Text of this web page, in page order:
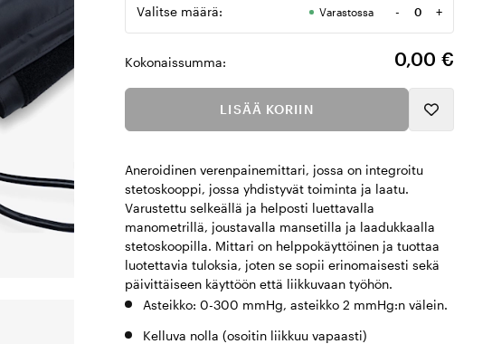
Valitse määrä: Varastossa -
Määrä
+
Kokonaissumma: 0,00 €
LISÄÄ KORIIN
Aneroidinen verenpainemittari, jossa on integroitu
stetoskooppi, jossa yhdistyvät toiminta ja laatu.
Varustettu selkeällä ja helposti luettavalla
manometrillä, joustavalla mansetilla ja laadukkaalla
stetoskoopilla. Mittari on helppokäyttöinen ja tuottaa
luotettavia tuloksia, joten se sopii erinomaisesti sekä
päivittäiseen käyttöön että liikkuvaan työhön.
Asteikko: 0-300 mmHg, asteikko 2 mmHg:n välein.
Kelluva nolla (osoitin liikkuu vapaasti)